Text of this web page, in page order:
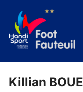
contenu
Killian BOUE